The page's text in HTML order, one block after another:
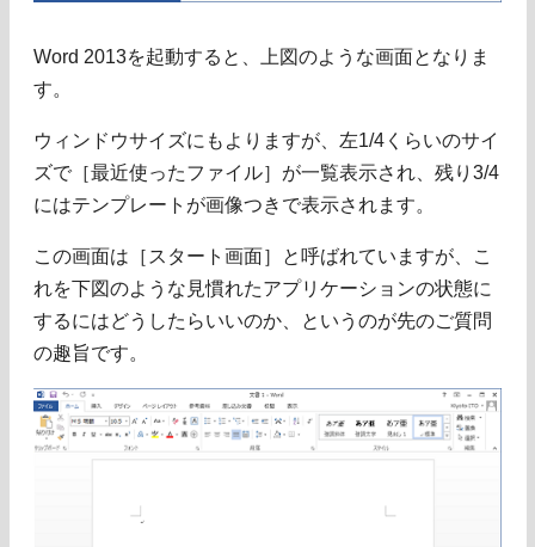
Word 2013を起動すると、上図のような画面となりま
す。
ウィンドウサイズにもよりますが、左1/4くらいのサイ
ズで［最近使ったファイル］が一覧表示され、残り3/4
にはテンプレートが画像つきで表示されます。
この画面は［スタート画面］と呼ばれていますが、こ
れを下図のような見慣れたアプリケーションの状態に
するにはどうしたらいいのか、というのが先のご質問
の趣旨です。